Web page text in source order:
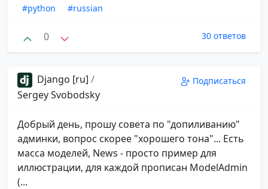
#python
#russian
0 30 ответов
Django [ru] /
Sergey Svobodsky
Подписаться
Добрый день, прошу совета по "допиливанию"
админки, вопрос скорее "хорошего тона"... Есть
масса моделей, News - просто пример для
иллюстрации, для каждой прописан ModelAdmin
(...